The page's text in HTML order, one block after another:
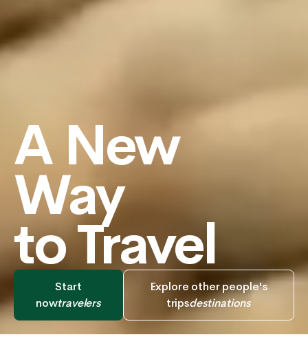
A New
Way
to Travel
Start
nowtravelers
Explore other people's
tripsdestinations